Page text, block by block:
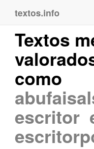
textos.info
Textos
como
escritor